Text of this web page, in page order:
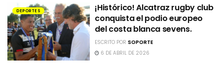
DEPORTES
¡Histórico! Alcatraz rugby club
conquista el podio europeo
del costa blanca sevens.
ESCRITO PORSOPORTE
6 DE ABRIL DE 2026